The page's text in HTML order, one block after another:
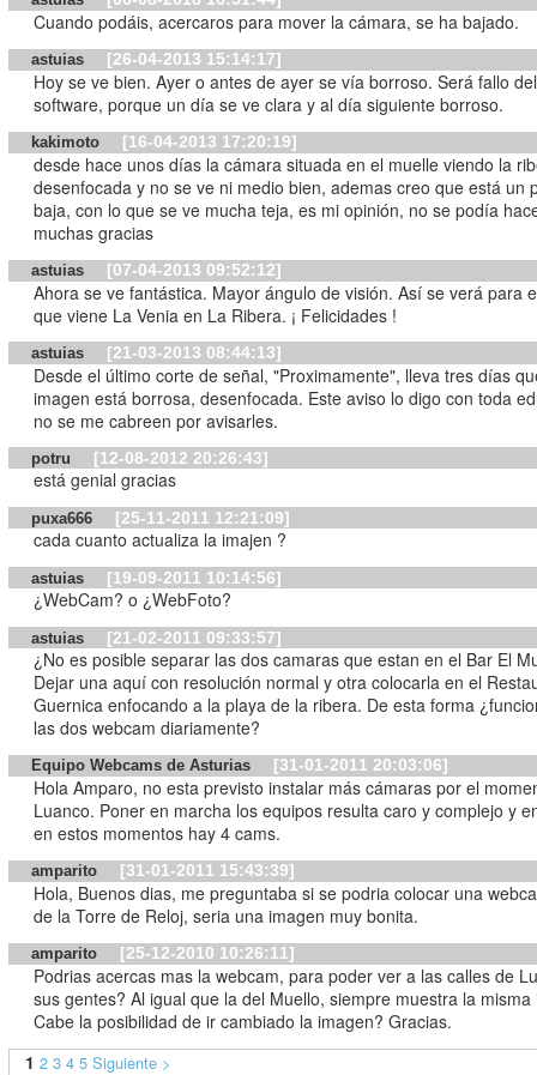
Cuando podáis, acercaros para mover la cámara, se ha bajado.
astuias [26-04-2013 15:14:17]
Hoy se ve bien. Ayer o antes de ayer se vía borroso. Será fallo del
software, porque un día se ve clara y al día siguiente borroso.
kakimoto [16-04-2013 17:20:19]
desde hace unos días la cámara situada en el muelle viendo la
desenfocada y no se ve ni medio bien, ademas creo que está un
baja, con lo que se ve mucha teja, es mi opinión, no se podía
muchas gracias
astuias [07-04-2013 09:52:12]
Ahora se ve fantástica. Mayor ángulo de visión. Así se verá para
que viene La Venia en La Ribera. ¡ Felicidades !
astuias [21-03-2013 08:44:13]
Desde el último corte de señal, "Proximamente", lleva tres días
imagen está borrosa, desenfocada. Este aviso lo digo con toda
no se me cabreen por avisarles.
potru [12-08-2012 20:26:43]
está genial gracias
puxa666 [25-11-2011 12:21:09]
cada cuanto actualiza la imajen ?
astuias [19-09-2011 10:14:56]
¿WebCam? o ¿WebFoto?
astuias [21-02-2011 09:33:57]
¿No es posible separar las dos camaras que estan en el Bar El
Dejar una aquí con resolución normal y otra colocarla en el
Guernica enfocando a la playa de la ribera. De esta forma
las dos webcam diariamente?
Equipo Webcams de Asturias [31-01-2011 20:03:06]
Hola Amparo, no esta previsto instalar más cámaras por el
Luanco. Poner en marcha los equipos resulta caro y complejo y
en estos momentos hay 4 cams.
amparito [31-01-2011 15:43:39]
Hola, Buenos dias, me preguntaba si se podria colocar una
de la Torre de Reloj, seria una imagen muy bonita.
amparito [25-12-2010 10:26:11]
Podrias acercas mas la webcam, para poder ver a las calles de
sus gentes? Al igual que la del Muello, siempre muestra la misma
Cabe la posibilidad de ir cambiado la imagen? Gracias.
1 2 3 4 5 Siguiente >